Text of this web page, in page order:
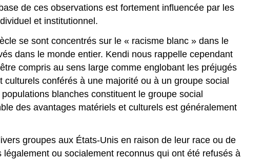
de ces observations est fortement influencée par les
et institutionnel.
se sont concentrés sur le « racisme blanc » dans le
dans le monde entier. Kendi nous rappelle cependant
compris au sens large comme englobant les préjugés
conférés à une majorité ou à un groupe social
blanches constituent le groupe social
des avantages matériels et culturels est généralement
groupes aux États-Unis en raison de leur race ou de
ou socialement reconnus qui ont été refusés à